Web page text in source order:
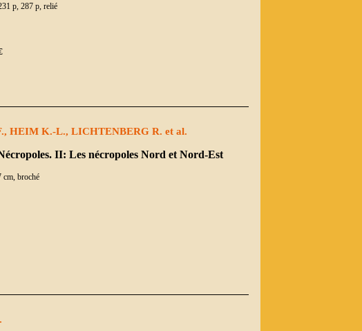
p, 287 p, relié
HEIM K.-L., LICHTENBERG R. et al.
II: Les nécropoles Nord et Nord-Est
cm, broché